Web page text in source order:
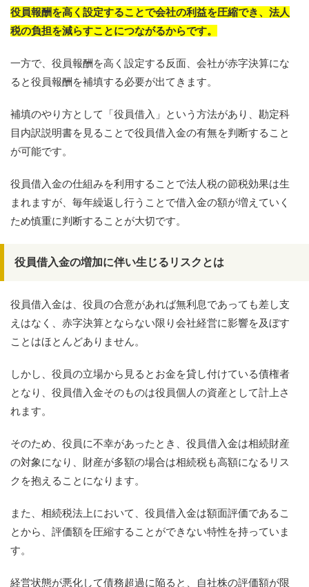
役員報酬を高く設定することで会社の利益を圧縮でき、法人
税の負担を減らすことにつながるからです。
一方で、役員報酬を高く設定する反面、会社が赤字決算にな
ると役員報酬を補填する必要が出てきます。
補填のやり方として「役員借入」という方法があり、勘定科
目内訳説明書を見ることで役員借入金の有無を判断すること
が可能です。
役員借入金の仕組みを利用することで法人税の節税効果は生
まれますが、毎年繰返し行うことで借入金の額が増えていく
ため慎重に判断することが大切です。
役員借入金の増加に伴い生じるリスクとは
役員借入金は、役員の合意があれば無利息であっても差し支
えはなく、赤字決算とならない限り会社経営に影響を及ぼす
ことはほとんどありません。
しかし、役員の立場から見るとお金を貸し付けている債権者
となり、役員借入金そのものは役員個人の資産として計上さ
れます。
そのため、役員に不幸があったとき、役員借入金は相続財産
の対象になり、財産が多額の場合は相続税も高額になるリス
クを抱えることになります。
また、相続税法上において、役員借入金は額面評価であるこ
とから、評価額を圧縮することができない特性を持っていま
す。
経営状態が悪化して債務超過に陥ると、自社株の評価額が限